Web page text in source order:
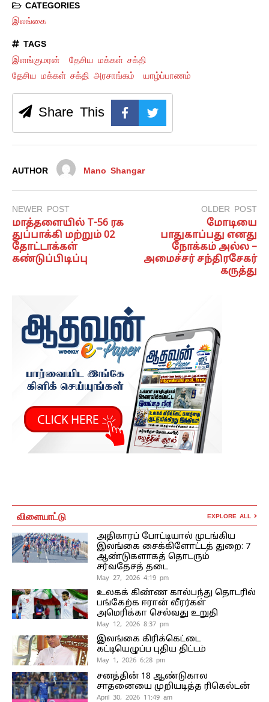
CATEGORIES
இலங்கை
TAGS
இளங்குமரன்
தேசிய மக்கள் சக்தி
தேசிய மக்கள் சக்தி அரசாங்கம்
யாழ்ப்பாணம்
Share This
AUTHOR Mano Shangar
NEWER POST
மாத்தளையில் T-56 ரக
துப்பாக்கி மற்றும் 02
தோட்டாக்கள்
கண்டுப்பிடிப்பு
OLDER POST
மோடியை
பாதுகாப்பது எனது
நோக்கம் அல்ல –
அமைச்சர் சந்திரசேகர்
கருத்து
விளையாட்டு EXPLORE ALL
அதிகாரப் போட்டியால் முடங்கிய
இலங்கை சைக்கிளோட்டத் துறை: 7
ஆண்டுகளாகத் தொடரும்
சர்வதேசத் தடை
May 27, 2026 4:19 pm
உலகக் கிண்ண கால்பந்து தொடரில்
பங்கேற்க ஈரான் வீரர்கள்
அமெரிக்கா செல்வது உறுதி
May 12, 2026 8:37 pm
இலங்கை கிரிக்கெட்டை
கட்டியெழுப்ப புதிய திட்டம்
May 1, 2026 6:28 pm
சனத்தின் 18 ஆண்டுகால
சாதனையை முறியடித்த ரிகெல்டன்
April 30, 2026 11:49 am